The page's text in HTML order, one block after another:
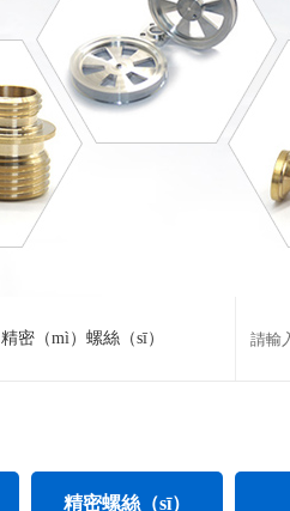
精密（mì）螺絲（sī）
精密螺絲（sī）